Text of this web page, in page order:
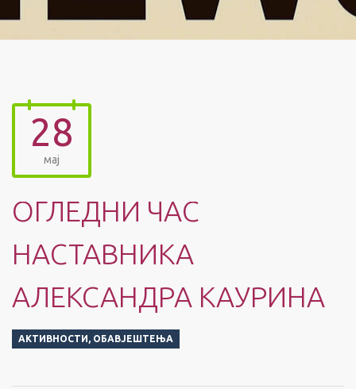
28
мај
ОГЛЕДНИ ЧАС
НАСТАВНИКА
АЛЕКСАНДРА КАУРИНА
АКТИВНОСТИ, ОБАВЈЕШТЕЊА